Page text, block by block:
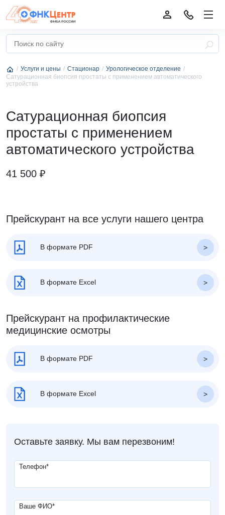
Услуги и цены Стационар
Урологическое отделение
Сатурационная биопсия простаты с применением автоматического
устройства
Сатурационная биопсия
простаты с применением
автоматического устройства
41 500 ₽
Прейскурант на все услуги нашего центра
В формате PDF
В формате Excel
Прейскурант на профилактические
медицинские осмотры
В формате PDF
В формате Excel
Оставьте заявку. Мы вам перезвоним!
Телефон*
Ваше ФИО*